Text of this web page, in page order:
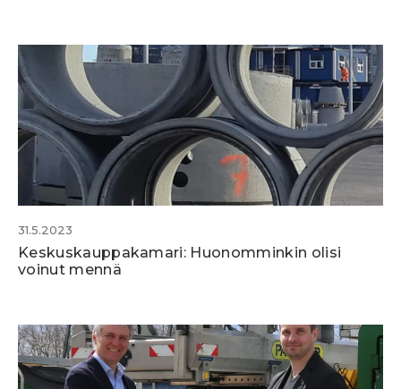
31.5.2023
Keskuskauppakamari: Huonomminkin olisi
voinut mennä